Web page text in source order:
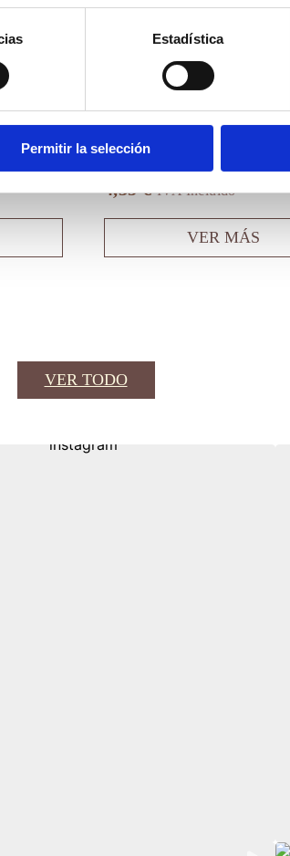
Estadística
Permitir la selección
Reciclado
4,35€ IVA Incluido
VER MÁS
pueden
producto
VER TODO